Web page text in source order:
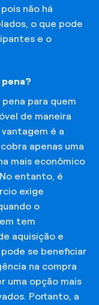
não há
o que pode
e o
pena?
para quem
de maneira
é a
apenas uma
mais econômico
entanto, é
exige
o
tem
aquisição e
se beneficiar
na compra
uma opção mais
Portanto, a